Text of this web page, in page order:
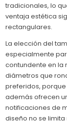
tradicionales, lo
ventaja estética
rectangulares.
La elección del
especialmente
contundente en la
diámetros que
preferidos,
además ofrecen
notificaciones de
diseño no se